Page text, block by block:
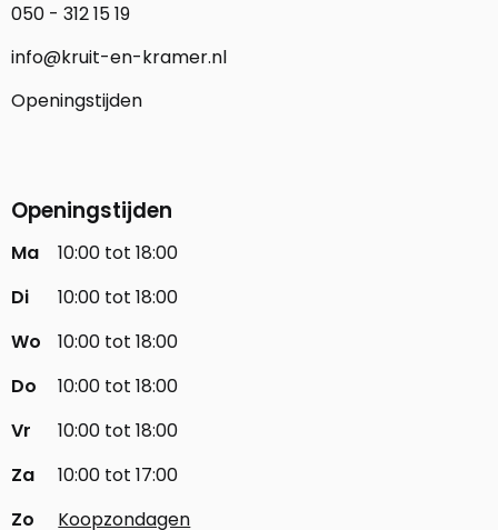
050 - 312 15 19
info@kruit-en-kramer.nl
Openingstijden
Openingstijden
Ma
10:00 tot 18:00
Di
10:00 tot 18:00
Wo
10:00 tot 18:00
Do
10:00 tot 18:00
Vr
10:00 tot 18:00
Za
10:00 tot 17:00
Zo
Koopzondagen